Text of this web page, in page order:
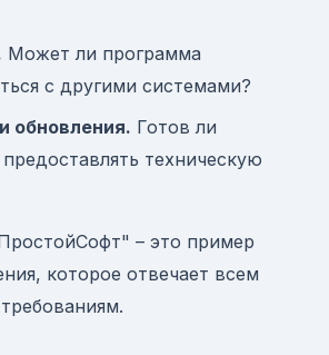
Может ли программа
с другими системами?
обновления. Готов ли
техническую
– это пример
которое отвечает всем